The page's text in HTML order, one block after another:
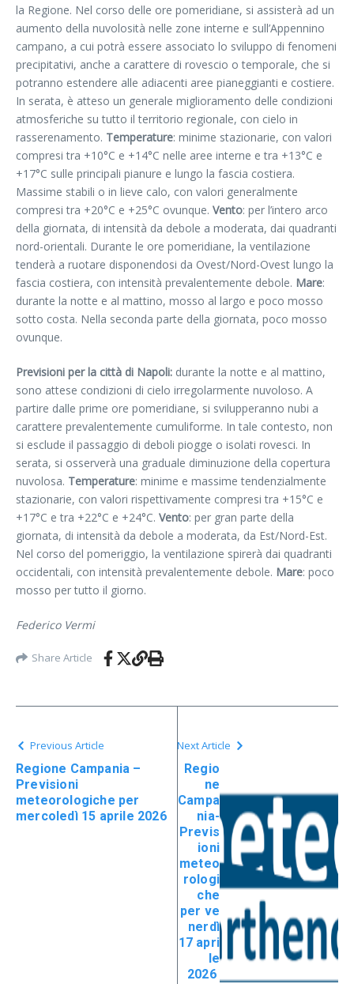
la Regione. Nel corso delle ore pomeridiane, si assisterà ad un
aumento della nuvolosità nelle zone interne e sull’Appennino
campano, a cui potrà essere associato lo sviluppo di fenomeni
precipitativi, anche a carattere di rovescio o temporale, che si
potranno estendere alle adiacenti aree pianeggianti e costiere.
In serata, è atteso un generale miglioramento delle condizioni
atmosferiche su tutto il territorio regionale, con cielo in
rasserenamento. Temperature: minime stazionarie, con valori
compresi tra +10°C e +14°C nelle aree interne e tra +13°C e
+17°C sulle principali pianure e lungo la fascia costiera.
Massime stabili o in lieve calo, con valori generalmente
compresi tra +20°C e +25°C ovunque. Vento: per l’intero arco
della giornata, di intensità da debole a moderata, dai quadranti
nord-orientali. Durante le ore pomeridiane, la ventilazione
tenderà a ruotare disponendosi da Ovest/Nord-Ovest lungo la
fascia costiera, con intensità prevalentemente debole. Mare:
durante la notte e al mattino, mosso al largo e poco mosso
sotto costa. Nella seconda parte della giornata, poco mosso
ovunque.
Previsioni per la città di Napoli: durante la notte e al mattino,
sono attese condizioni di cielo irregolarmente nuvoloso. A
partire dalle prime ore pomeridiane, si svilupperanno nubi a
carattere prevalentemente cumuliforme. In tale contesto, non
si esclude il passaggio di deboli piogge o isolati rovesci. In
serata, si osserverà una graduale diminuzione della copertura
nuvolosa. Temperature: minime e massime tendenzialmente
stazionarie, con valori rispettivamente compresi tra +15°C e
+17°C e tra +22°C e +24°C. Vento: per gran parte della
giornata, di intensità da debole a moderata, da Est/Nord-Est.
Nel corso del pomeriggio, la ventilazione spirerà dai quadranti
occidentali, con intensità prevalentemente debole. Mare: poco
mosso per tutto il giorno.
Federico Vermi
Share Article
Previous Article
Regione Campania –
Previsioni
meteorologiche per
mercoledì 15 aprile 2026
Next Article
Regio
ne
Campa
nia-
Previs
ioni
meteo
rologi
che
per ve
nerdì
17 apri
le
2026